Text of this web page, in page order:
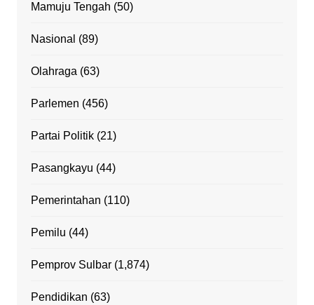
Mamuju Tengah (50)
Nasional (89)
Olahraga (63)
Parlemen (456)
Partai Politik(21)
Pasangkayu (44)
Pemerintahan (110)
Pemilu (44)
Pemprov Sulbar(1,874)
Pendidikan (63)